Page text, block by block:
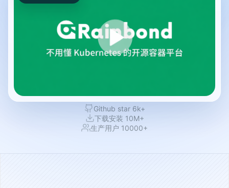
Github star 6k+
下载安装 10M+
生产用户 10000+